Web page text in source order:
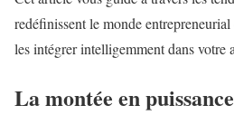
redéfinissent le monde
les intégrer intelligemment dans votre
La montée en